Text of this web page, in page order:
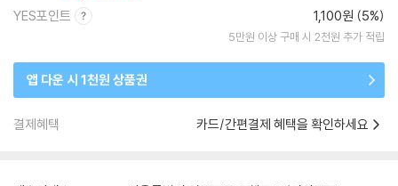
YES포인트 1,100원 (5%)
5만원 이상 구매 시 2천원 추가 적립
앱 다운 시 1천원 상품권
결제혜택 카드/간편결제 혜택을 확인하세요